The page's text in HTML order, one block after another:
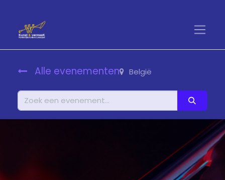
Alle evenementen België